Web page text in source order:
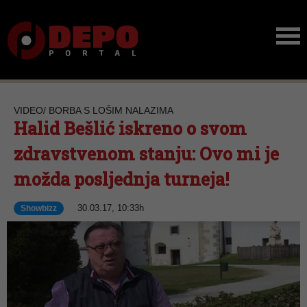
VIDEO/ BORBA S LOŠIM NALAZIMA
Halid Bešlić iskreno o svom
zdravstvenom stanju: Ovo mi je
možda posljednja turneja!
Showbizz 30.03.17, 10:33h